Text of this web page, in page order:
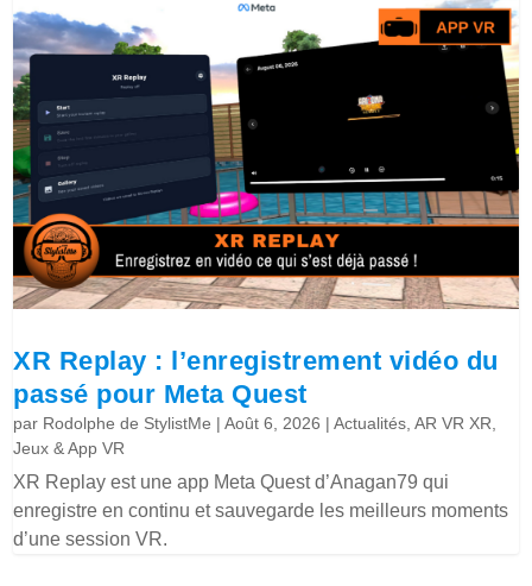
XR Replay : l’enregistrement vidéo du
passé pour Meta Quest
par Rodolphe de StylistMe |Août 6, 2026 |Actualités ,AR VR XR
Jeux & App VR
XR Replay est une app Meta Quest d’Anagan79 qui
enregistre en continu et sauvegarde les meilleurs moments
d’une session VR.